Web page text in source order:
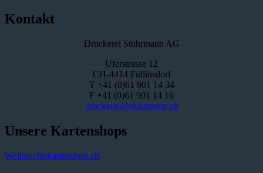
Kontakt
Druckerei Stuhrmann AG
Uferstrasse 12
CH-4414 Füllinsdorf
T +41 (0)61 901 14 34
F +41 (0)61 901 14 16
druckerei@stuhrmann.ch
Unsere Kartenshops
Weihnachtskartenshop.ch